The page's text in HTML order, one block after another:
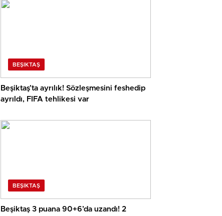
BEŞIKTAŞ
Beşiktaş’ta ayrılık! Sözleşmesini feshedip
ayrıldı, FIFA tehlikesi var
BEŞIKTAŞ
Beşiktaş 3 puana 90+6’da uzandı! 2